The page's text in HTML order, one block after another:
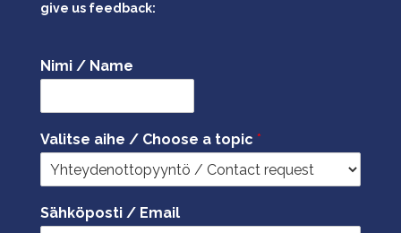
give us feedback:
Nimi / Name
Valitse aihe / Choose a topic *
Sähköposti / Email